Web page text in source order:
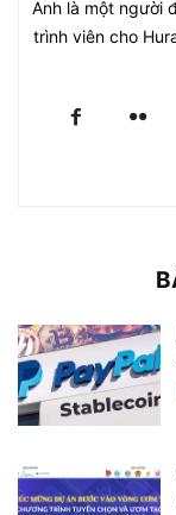
Anh là một người
trình viên cho